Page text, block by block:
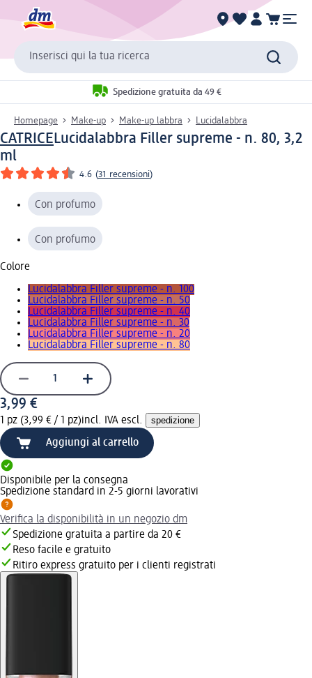
Inserisci qui la tua ricerca
Spedizione gratuita da 49 €
Homepage Make-up Make-up labbra Lucidalabbra
CATRICELucidalabbra Filler supreme - n. 80, 3,2
ml
4.6 (31 recensioni)
Con profumo
Con profumo
Colore
Lucidalabbra Filler supreme - n. 100
Lucidalabbra Filler supreme - n. 50
Lucidalabbra Filler supreme - n. 40
Lucidalabbra Filler supreme - n. 30
Lucidalabbra Filler supreme - n. 20
Lucidalabbra Filler supreme - n. 80
3,99 €
1 pz (3,99 € / 1 pz)incl. IVA escl. spedizione
Aggiungi al carrello
Disponibile per la consegna
Spedizione standard in 2-5 giorni lavorativi
Verifica la disponibilità in un negozio dm
Spedizione gratuita a partire da 20 €
Reso facile e gratuito
Ritiro express gratuito per i clienti registrati